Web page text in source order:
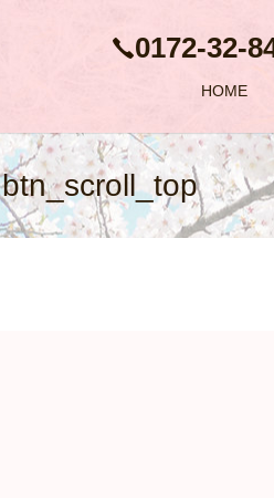
0172-32-
HOME
btn_scroll_top